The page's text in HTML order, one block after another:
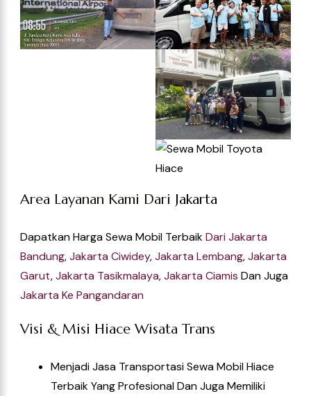
Area Layanan Kami Dari Jakarta
Dapatkan Harga Sewa Mobil TerbaikDari Jakarta
Bandung,Jakarta Ciwidey,Jakarta Lembang,Jakarta
Garut,Jakarta Tasikmalaya,Jakarta Ciamis Dan Juga
Jakarta Ke Pangandaran
Visi & Misi Hiace Wisata Trans
Menjadi Jasa Transportasi Sewa Mobil Hiace
Terbaik Yang Profesional Dan Juga Memiliki